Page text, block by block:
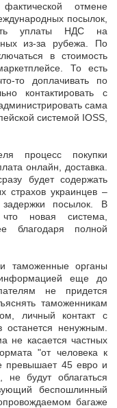
отмене
посылок,
уплаты НДС на
из-за рубежа. По
в стоимость
То есть
то доплачивать по
контактировать с
сама
системой IOSS,
процесс покупки
онлайн, доставка.
будет содержать
страхов украинцев –
посылок. В
новая система,
благодаря полной
таможенные органы
информацией еще до
не придется
таможенникам
личный контакт с
останется ненужным.
не касается частных
"от человека к
превышает 45 евро и
не будут облагаться
беспошлинный
багаже